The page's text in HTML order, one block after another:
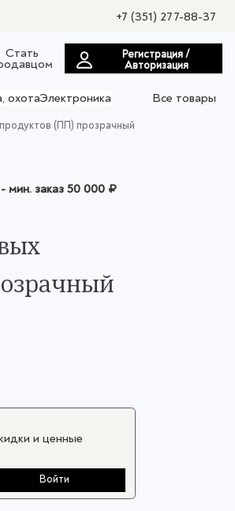
+7 (351) 277-88-37
Стать
Регистрация /
Авторизация
охотаЭлектроника
Все товары
(ПП) прозрачный
мин. заказ50 000 ₽
и ценные
Войти